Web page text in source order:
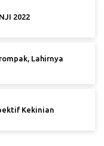
2022
Lahirnya
Kekinian